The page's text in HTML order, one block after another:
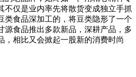
不仅是业内率先将散货变成独立手抓
类食品深加工的，将豆类隐形了一个
源食品推出多款新品，深耕产品，多
，相比又会掀起一股新的消费时尚